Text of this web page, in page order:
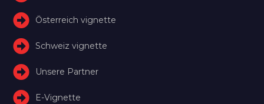
Österreich vignette
Schweiz vignette
Unsere Partner
E-Vignette